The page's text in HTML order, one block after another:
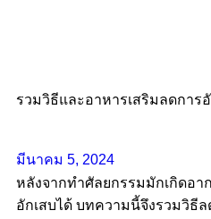
รวมวิธีและอาหารเสริมลดการ
มีนาคม 5, 2024
หลังจากทำศัลยกรรมมักเกิดอา
อักเสบได้ บทความนี้จึงรวมวิธี